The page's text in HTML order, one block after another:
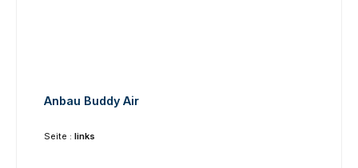
Anbau Buddy Air
Seite : links